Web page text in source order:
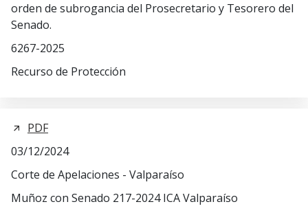
orden de subrogancia del Prosecretario y Tesorero del
Senado.
6267-2025
Recurso de Protección
PDF
03/12/2024
Corte de Apelaciones - Valparaíso
Muñoz con Senado 217-2024 ICA Valparaíso